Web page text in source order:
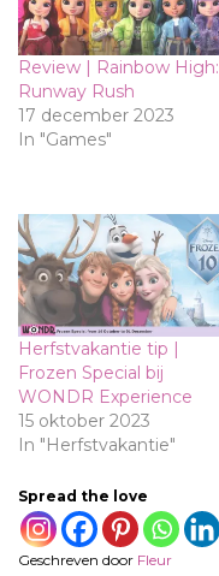
Review | Rainbow High:
Runway Rush
17 december 2023
In "Games"
Herfstvakantie tip |
Frozen Special bij
WONDR Experience
15 oktober 2023
In "Herfstvakantie"
Spread the love
Geschreven door Fleur